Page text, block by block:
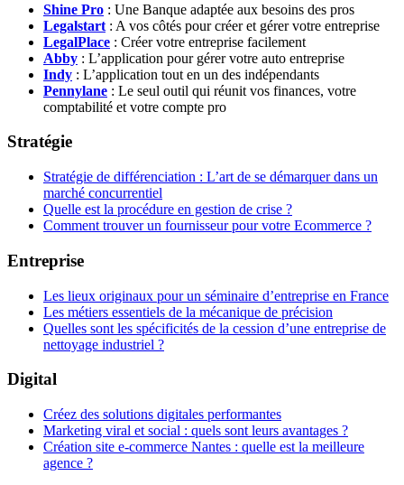
Shine Pro : Une Banque adaptée aux besoins des pros
Legalstart : A vos côtés pour créer et gérer votre entreprise
LegalPlace : Créer votre entreprise facilement
Abby : L’application pour gérer votre auto entreprise
Indy : L’application tout en un des indépendants
Pennylane : Le seul outil qui réunit vos finances, votre
comptabilité et votre compte pro
Stratégie
Stratégie de différenciation : L’art de se démarquer dans un
marché concurrentiel
Quelle est la procédure en gestion de crise ?
Comment trouver un fournisseur pour votre Ecommerce ?
Entreprise
Les lieux originaux pour un séminaire d’entreprise en France
Les métiers essentiels de la mécanique de précision
Quelles sont les spécificités de la cession d’une entreprise de
nettoyage industriel ?
Digital
Créez des solutions digitales performantes
Marketing viral et social : quels sont leurs avantages ?
Création site e-commerce Nantes : quelle est la meilleure
agence ?